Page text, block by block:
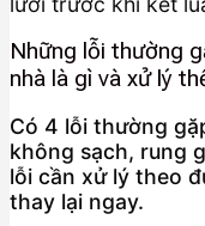
Những lỗi thường
nhà là gì và xử lý
Có 4 lỗi thường
không sạch, rung
lỗi cần xử lý theo
thay lại ngay.